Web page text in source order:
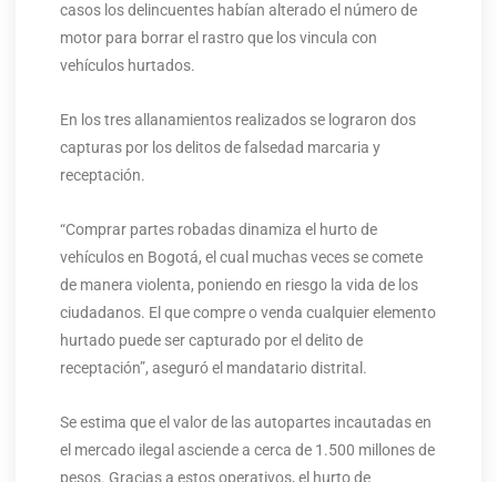
casos los delincuentes habían alterado el número de
motor para borrar el rastro que los vincula con
vehículos hurtados.
En los tres allanamientos realizados se lograron dos
capturas por los delitos de falsedad marcaria y
receptación.
“Comprar partes robadas dinamiza el hurto de
vehículos en Bogotá, el cual muchas veces se comete
de manera violenta, poniendo en riesgo la vida de los
ciudadanos. El que compre o venda cualquier elemento
hurtado puede ser capturado por el delito de
receptación”, aseguró el mandatario distrital.
Se estima que el valor de las autopartes incautadas en
el mercado ilegal asciende a cerca de 1.500 millones de
pesos. Gracias a estos operativos, el hurto de